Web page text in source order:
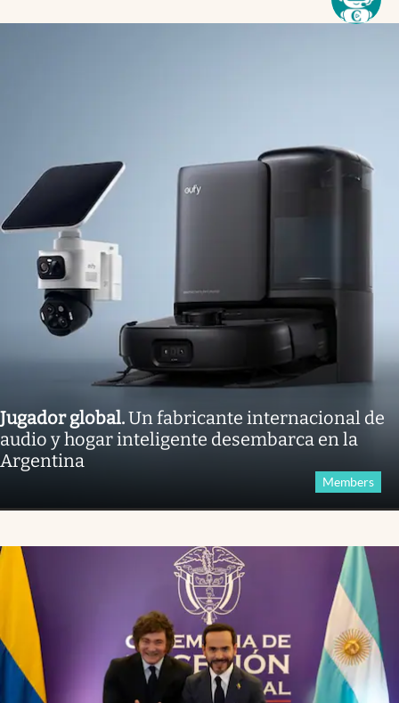
Jugador global.Un fabricante internacional de
audio y hogar inteligente desembarca en la
Argentina
Members